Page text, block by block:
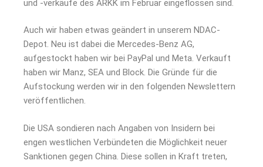
und -verkäufe des ARKK im Februar eingeflossen sind.
Auch wir haben etwas geändert in unserem NDAC-
Depot. Neu ist dabei die Mercedes-Benz AG,
aufgestockt haben wir bei PayPal und Meta. Verkauft
haben wir Manz, SEA und Block. Die Gründe für die
Aufstockung werden wir in den folgenden Newslettern
veröffentlichen.
Die USA sondieren nach Angaben von Insidern bei
engen westlichen Verbündeten die Möglichkeit neuer
Sanktionen gegen China. Diese sollen in Kraft treten,